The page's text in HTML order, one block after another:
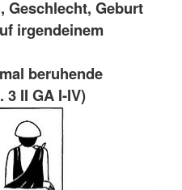
Geschlecht, Geburt
irgendeinem
beruhende
II GA I-IV)